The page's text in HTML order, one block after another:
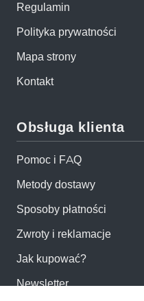
Regulamin
Polityka prywatności
Mapa strony
Kontakt
Obsługa klienta
Pomoc i FAQ
Metody dostawy
Sposoby płatności
Zwroty i reklamacje
Jak kupować?
Newsletter